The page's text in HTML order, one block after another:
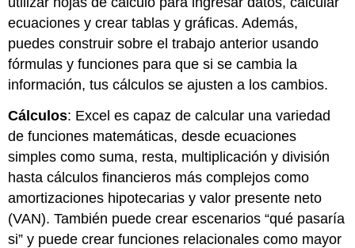
ecuaciones y crear tablas y gráficas. Además,
puedes construir sobre el trabajo anterior usando
fórmulas y funciones para que si se cambia la
información, tus cálculos se ajusten a los cambios.
Cálculos: Excel es capaz de calcular una variedad
de funciones matemáticas, desde ecuaciones
simples como suma, resta, multiplicación y división
hasta cálculos financieros más complejos como
amortizaciones hipotecarias y valor presente neto
(VAN). También puede crear escenarios “qué pasaría
si” y puede crear funciones relacionales como mayor